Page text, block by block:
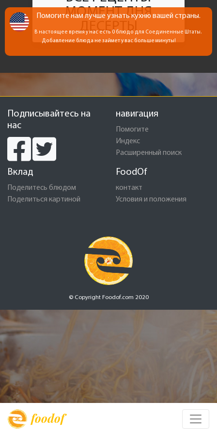
foodof
МОМЕНТ ДНЯ
ДЕСЕРТЫ
Подписывайтесь на
нас
навигация
Помогите
Индекс
Расширенный поиск
Вклад
Поделитесь блюдом
Поделиться картиной
FoodOf
контакт
Условия и положения
© Copyright Foodof.com 2020
Помогите нам лучше узнать кухню вашей страны.
В настоящее время у нас есть 0 блюдо для Соединенные Штаты.
Добавление блюда не займет у вас больше минуты!